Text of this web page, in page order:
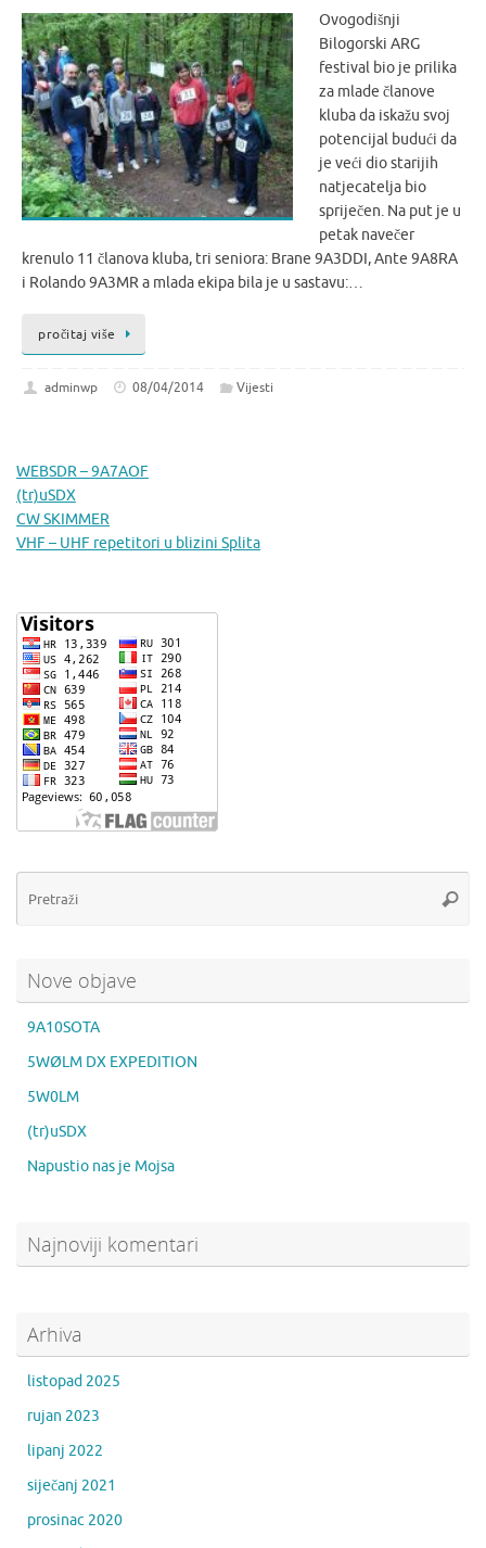
Ovogodišnji
Bilogorski ARG
festival bio je prilika
za mlade članove
kluba da iskažu svoj
potencijal budući da
je veći dio starijih
natjecatelja bio
spriječen. Na put je u
petak navečer
krenulo 11 članova kluba, tri seniora: Brane 9A3DDI, Ante 9A8RA
i Rolando 9A3MR a mlada ekipa bila je u sastavu:…
pročitaj više
adminwp 08/04/2014 Vijesti
WEBSDR – 9A7AOF
(tr)uSDX
CW SKIMMER
VHF – UHF repetitori u blizini Splita
Nove objave
9A10SOTA
5WØLM DX EXPEDITION
5W0LM
(tr)uSDX
Napustio nas je Mojsa
Najnoviji komentari
Arhiva
listopad 2025
rujan 2023
lipanj 2022
siječanj 2021
prosinac 2020